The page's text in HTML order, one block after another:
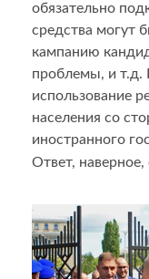
обязательно
средства могут
кампанию
проблемы, и т.д.
использование
населения со
иностранного
Ответ, наверное,